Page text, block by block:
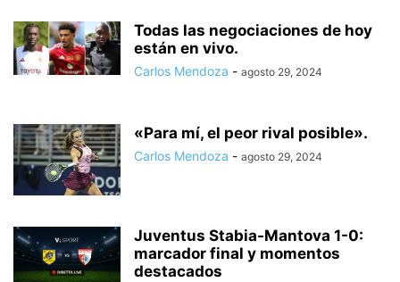
Todas las negociaciones de hoy
están en vivo.
Carlos Mendoza - agosto 29, 2024
«Para mí, el peor rival posible».
Carlos Mendoza - agosto 29, 2024
Juventus Stabia-Mantova 1-0:
marcador final y momentos
destacados